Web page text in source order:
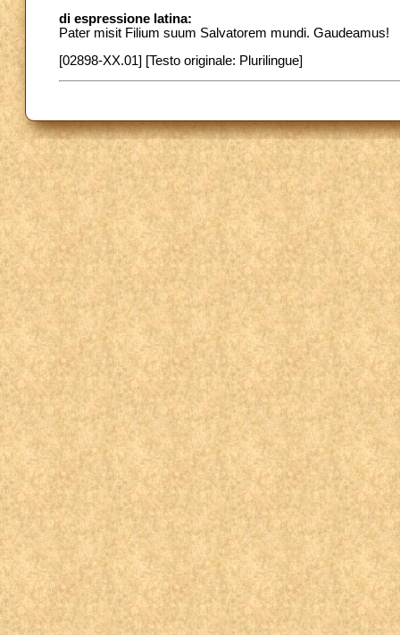
di espressione latina:
Pater misit Filium suum Salvatorem mundi. Gaudeamus!
[02898-XX.01] [Testo originale: Plurilingue]